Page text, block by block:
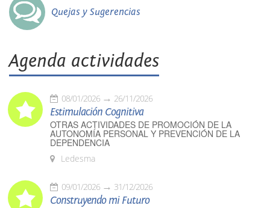
Quejas y Sugerencias
Agenda actividades
08/01/2026 26/11/2026
Estimulación Cognitiva
OTRAS ACTIVIDADES DE PROMOCIÓN DE LA
AUTONOMÍA PERSONAL Y PREVENCIÓN DE LA
DEPENDENCIA
Ledesma
09/01/2026 31/12/2026
Construyendo mi Futuro